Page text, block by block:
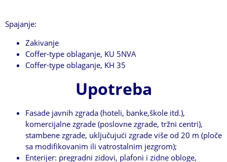
Spajanje:
Zakivanje
Coffer-type oblaganje, KU 5NVA
Coffer-type oblaganje, KH 35
Upotreba
Fasade javnih zgrada (hoteli, banke,škole itd.),
komercijalne zgrade (poslovne zgrade, tržni centri),
stambene zgrade, uključujući zgrade više od 20 m (ploče
sa modifikovanim ili vatrostalnim jezgrom);
Enterijer: pregradni zidovi, plafoni i zidne obloge,